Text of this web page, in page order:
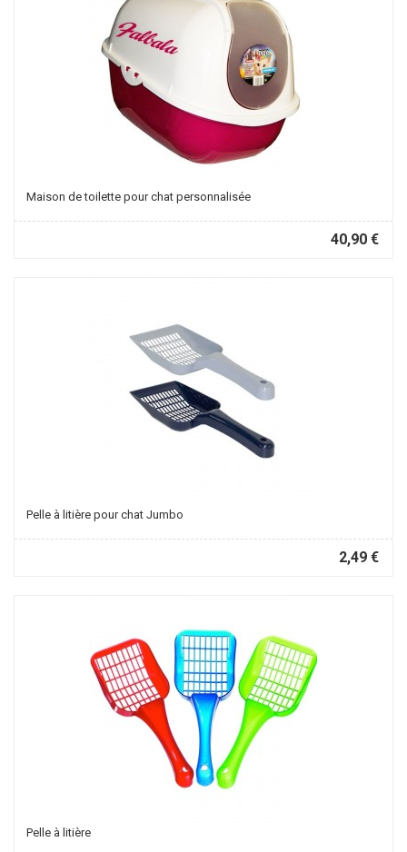
Maison de toilette pour chat personnalisée
40,90 €
Pelle à litière pour chat Jumbo
2,49 €
Pelle à litière